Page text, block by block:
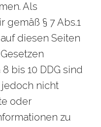
Als
gemäß § 7 Abs.1
diesen Seiten
bis 10 DDG sind
nicht
oder
zu